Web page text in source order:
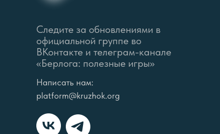
Следите за обновлениями в
официальной группе во
ВКонтакте и телеграм-канале
«Берлога: полезные игры»
Написать нам:
platform@kruzhok.org